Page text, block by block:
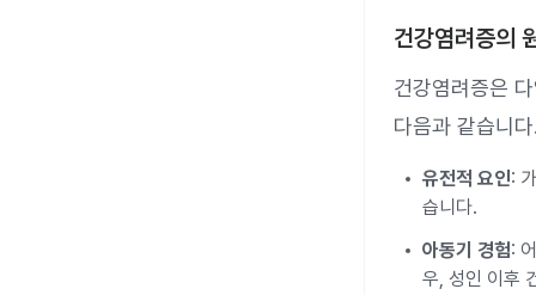
건강염려증의
건강염려증은
다음과 같습니
유전적 요인:
습니다.
아동기 경험:
우, 성인 이후